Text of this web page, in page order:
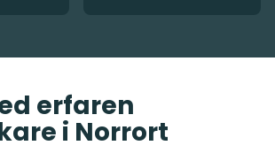
erfaren
i Norrort